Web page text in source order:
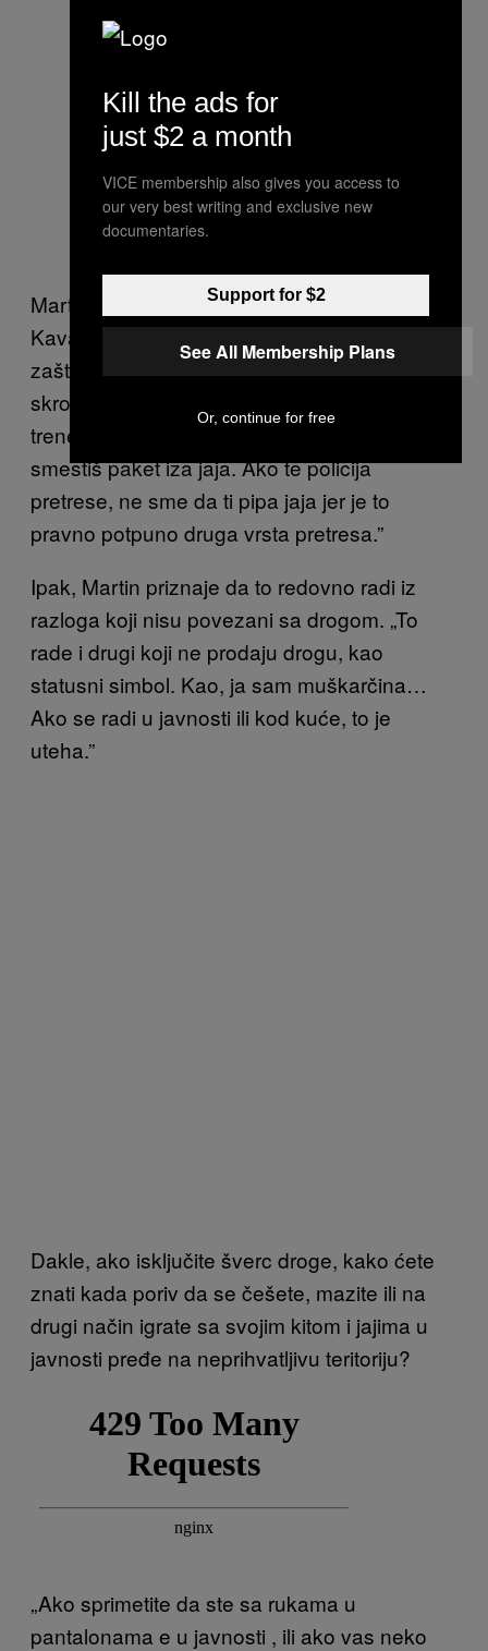
Martin, državni službenik u svojim 30-im, iz
Kavana u Irskoj, nudi pragmatičniji razlog
zašto uživa u tome da mu ruka bude blizu
skrotuma. „Uzmeš učkur od donjeg dela
trenerke, vežeš ga oko paketića droge i
smestiš paket iza jaja. Ako te policija
pretrese, ne sme da ti pipa jaja jer je to
pravno potpuno druga vrsta pretresa.”
Ipak, Martin priznaje da to redovno radi iz
razloga koji nisu povezani sa drogom. „To
rade i drugi koji ne prodaju drogu, kao
statusni simbol. Kao, ja sam muškarčina…
Ako se radi u javnosti ili kod kuće, to je
uteha.”
Dakle, ako isključite šverc droge, kako ćete
znati kada poriv da se češete, mazite ili na
drugi način igrate sa svojim kitom i jajima u
javnosti pređe na neprihvatljivu teritoriju?
„Ako sprimetite da ste sa rukama u
pantalonama e u javnosti , ili ako vas neko
Kill the ads for
just $2 a month
VICE membership also gives you access to
our very best writing and exclusive new
documentaries.
Support for $2
See All Membership Plans
Or, continue for free